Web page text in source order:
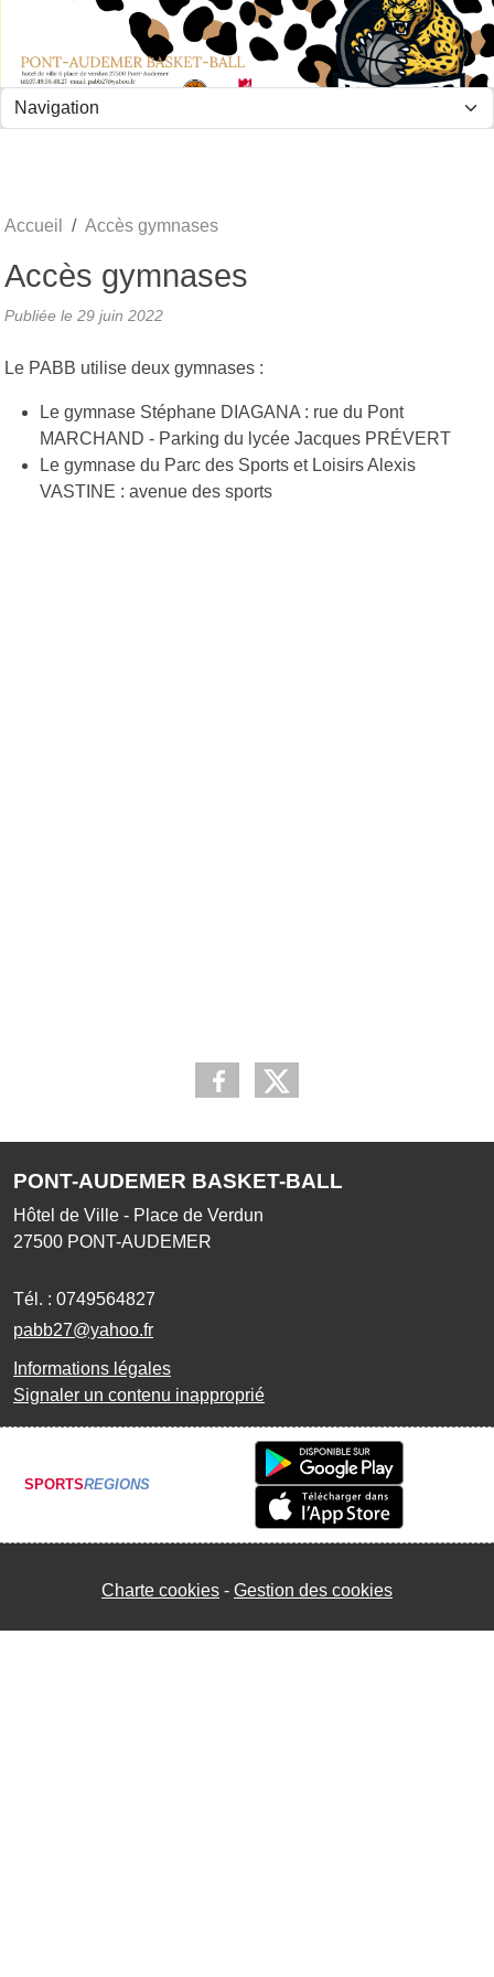
Accueil Accès gymnases
Accès gymnases
Publiée le 29 juin 2022
Le PABB utilise deux gymnases :
Le gymnase Stéphane DIAGANA : rue du Pont
MARCHAND - Parking du lycée Jacques PRÉVERT
Le gymnase du Parc des Sports et Loisirs Alexis
VASTINE : avenue des sports
PONT-AUDEMER BASKET-BALL
Hôtel de Ville - Place de Verdun
27500 PONT-AUDEMER
Tél. : 0749564827
pabb27@yahoo.fr
Informations légales
Signaler un contenu inapproprié
SPORTSREGIONS
Charte cookies Gestion des cookies
Panneau de gestion des cookies